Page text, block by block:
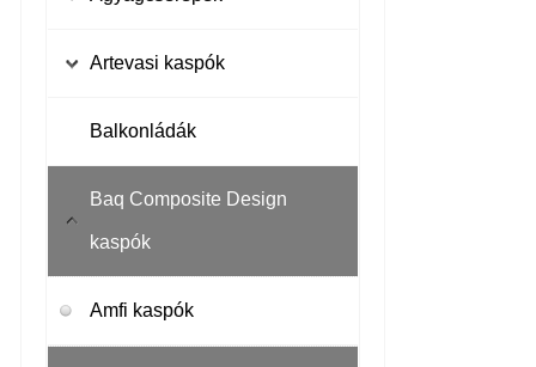
Terracotta agyagcserepek
Virágládák
Artevasi kaspók
Önöntöző nélküli kaspók
Önöntözős kaspók
Balkonládák
Baq Composite Design
kaspók
Amfi kaspók